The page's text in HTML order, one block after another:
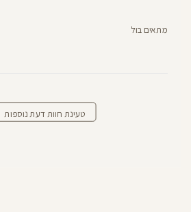
מתאים בול
טעינת חוות דעת נוספות